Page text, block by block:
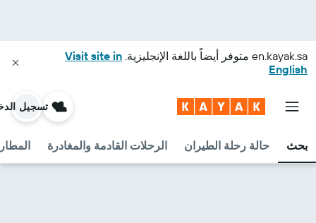
en.kayak.sa متوفر أيضاً باللغة الإنجليزية. Visit site in
English
بحث حالة رحلة الطيران الرحلات القادمة والمغادرة
تسجيل